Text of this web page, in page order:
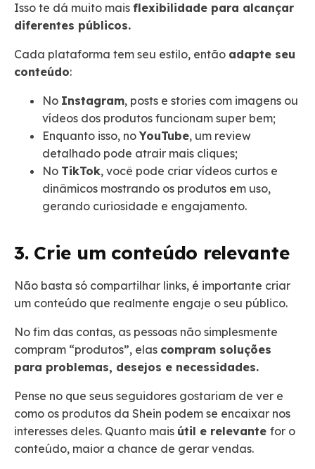
Isso te dá muito mais flexibilidade para alcançar
diferentes públicos.
Cada plataforma tem seu estilo, então adapte seu
conteúdo:
No Instagram, posts e stories com imagens ou
vídeos dos produtos funcionam super bem;
Enquanto isso, noYouTube, um review
detalhado pode atrair mais cliques;
No TikTok, você pode criar vídeos curtos e
dinâmicos mostrando os produtos em uso,
gerando curiosidade e engajamento.
3. Crie um conteúdo relevante
Não basta só compartilhar links, é importante criar
um conteúdo que realmente engaje o seu público.
No fim das contas, as pessoas não simplesmente
compram “produtos”, elas compram soluções
para problemas, desejos e necessidades.
Pense no que seus seguidores gostariam de ver e
como os produtos da Shein podem se encaixar nos
interesses deles. Quanto mais útil e relevante for o
conteúdo, maior a chance de gerar vendas.